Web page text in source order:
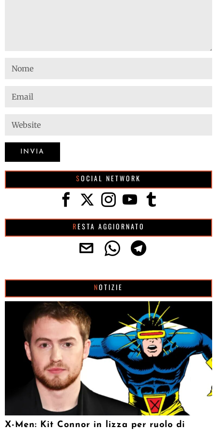
SOCIAL NETWORK
RESTA AGGIORNATO
NOTIZIE
X-Men: Kit Connor in lizza per ruolo di